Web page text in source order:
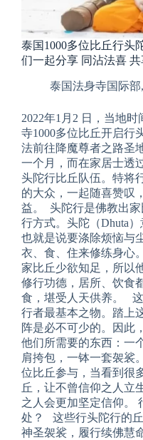
泰国1000多位比丘行头
们一起分享 同沾法喜
泰国法身寺国际部,
2022年1月2 日，当地
寺1000多位比丘开启行
法前往降魔尊者之路圣
一个月，而在家居士透
头陀行比丘队伍。特将
的大众，一起随喜赞叹
益。 头陀行是佛教出
行方式。头陀（Dhuta）
也就是说要涤除烦恼与
衣、食、住来修练身心
家比丘少欲知足，所以
修行功德，居所、饮食
食，堪受人天供养。
行者最基本之物。踏上
阵是必不可少的。因此
他们所需要的东西：一
肩挎包，一钵一套袈裟
位比丘参与，当看到很
丘，让不曾信仰之人立
之人会更加坚定信仰。
处？ 这些行头陀行的
神圣袈裟，履行续佛慧